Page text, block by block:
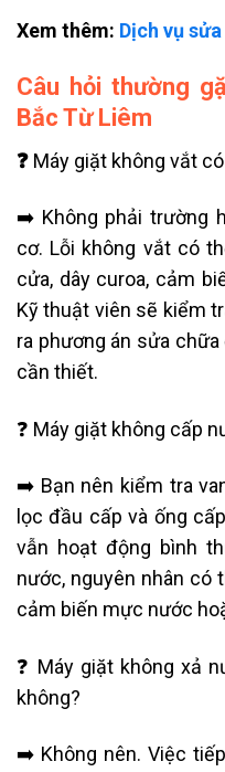
Xem thêm: Dịch vụ
Câu hỏi thường
Bắc Từ Liêm
❓ Máy giặt không vắt
➡️ Không phải trường
cơ. Lỗi không vắt có
cửa, dây curoa, cảm
Kỹ thuật viên sẽ kiểm
ra phương án sửa
cần thiết.
❓ Máy giặt không cấp
➡️ Bạn nên kiểm tra
lọc đầu cấp và ống
vẫn hoạt động bình
nước, nguyên nhân có
cảm biến mực nước
❓ Máy giặt không xả
không?
➡️ Không nên. Việc